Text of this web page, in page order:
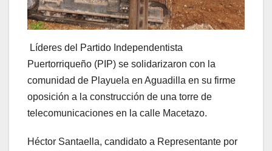
Líderes del Partido Independentista
Puertorriqueño (PIP) se solidarizaron con la
comunidad de Playuela en Aguadilla en su firme
oposición a la construcción de una torre de
telecomunicaciones en la calle Macetazo.
Héctor Santaella, candidato a Representante por